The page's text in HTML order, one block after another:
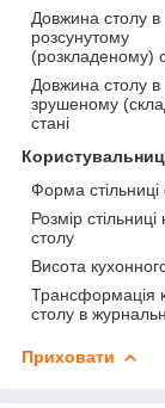
Довжина столу в
розсунутому
(розкладеному)
Довжина столу в
зрушеному
стані
Форма стільниці
Розмір
столу
Висота
Трансформація
столу в
Приховати